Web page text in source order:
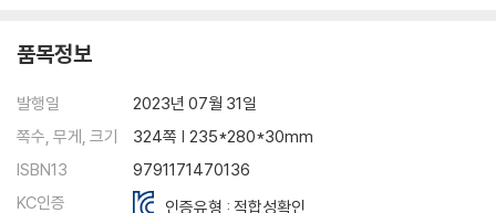
품목정보
발행일
2023년 07월 31일
쪽수, 무게, 크기
324쪽 | 235*280*30mm
ISBN13
9791171470136
KC인증
인증유형 : 적합성확인